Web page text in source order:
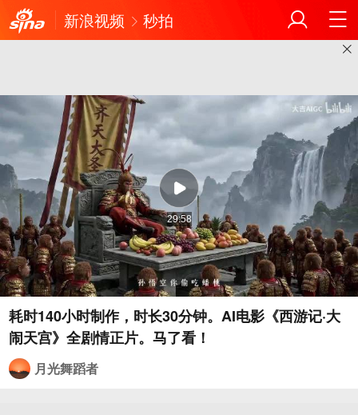
新浪视频 秒拍
29:58
耗时140小时制作，时长30分钟。AI电影《西游记·大
闹天宫》全剧情正片。马了看！ ​
月光舞蹈者